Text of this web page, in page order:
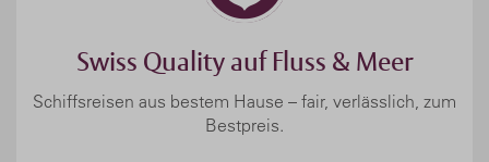
Swiss Quality auf Fluss & Meer
Schiffsreisen aus bestem Hause – fair, verlässlich, zum
Bestpreis.